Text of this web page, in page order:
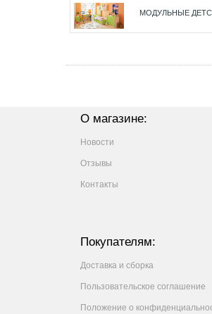
МОДУЛЬНЫЕ
О магазине:
Новости
Отзывы
Контакты
Покупателям:
Доставка и сборка
Пользовательское соглашение
Положение о